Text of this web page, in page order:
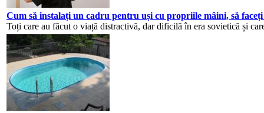
Cum să instalați un cadru pentru uși cu propriile mâini, să
Toți care au făcut o viață distractivă, dar dificilă în era sovietică și